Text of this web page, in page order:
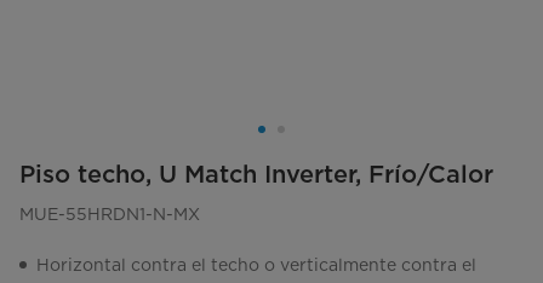
Piso techo, U Match Inverter, Frío/Calor
MUE-55HRDN1-N-MX
Horizontal contra el techo o verticalmente contra el